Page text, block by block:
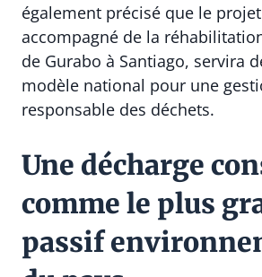
également précisé que le
accompagné de la
de Gurabo à Santiago, servira
modèle national pour une
responsable des déchets.
Une décharge
comme le plus
passif